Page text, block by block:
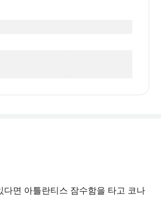
다면 아틀란티스 잠수함을 타고 코나